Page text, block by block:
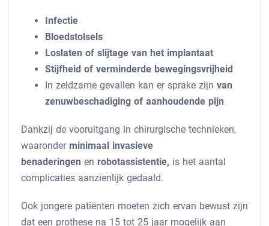
Infectie
Bloedstolsels
Loslaten of slijtage van het implantaat
Stijfheid of verminderde bewegingsvrijheid
In zeldzame gevallen kan er sprake zijn van
zenuwbeschadiging of aanhoudende pijn
Dankzij de vooruitgang in chirurgische technieken,
waaronder minimaal invasieve
benaderingen en robotassistentie, is het aantal
complicaties aanzienlijk gedaald.
Ook jongere patiënten moeten zich ervan bewust zijn
dat een prothese na 15 tot 25 jaar mogelijk aan